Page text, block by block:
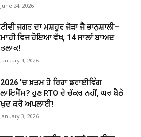
June 24, 2026
ਟੀਵੀ ਜਗਤ ਦਾ ਮਸ਼ਹੂਰ ਜੋੜਾ ਜੈ ਭਾਨੁਸ਼ਾਲੀ–
ਮਾਹੀ ਵਿਜ ਹੋਇਆ ਵੱਖ, 14 ਸਾਲਾਂ ਬਾਅਦ
ਤਲਾਕ!
January 4, 2026
2026 ’ਚ ਖ਼ਤਮ ਹੋ ਰਿਹਾ ਡਰਾਈਵਿੰਗ
ਲਾਇਸੈਂਸ? ਹੁਣ RTO ਦੇ ਚੱਕਰ ਨਹੀਂ, ਘਰ ਬੈਠੇ
ਖੁਦ ਕਰੋ ਅਪਲਾਈ!
January 3, 2026